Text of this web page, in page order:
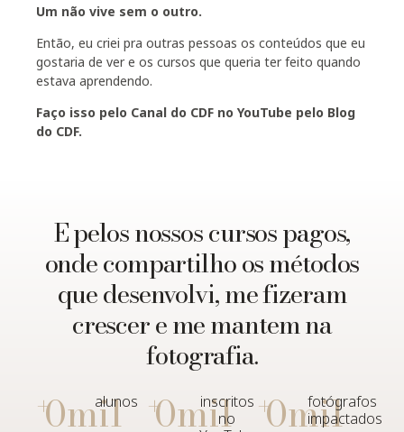
Um não vive sem o outro.
Então, eu criei pra outras pessoas os conteúdos que eu
gostaria de ver e os cursos que queria ter feito quando
estava aprendendo.
Faço isso pelo Canal do CDF no YouTube pelo Blog
do CDF.
E pelos nossos cursos pagos,
onde compartilho os métodos
que desenvolvi, me fizeram
crescer e me mantem na
fotografia.
+0mil
alunos +0mil
inscritos
no
+0mil
fotógrafos
impactados